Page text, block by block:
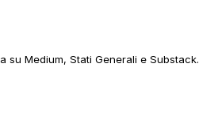
su Medium, Stati Generali e Substack.